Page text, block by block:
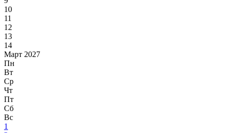
10
11
12
13
14
Март 2027
Пн
Вт
Ср
Чт
Пт
Сб
Вс
1